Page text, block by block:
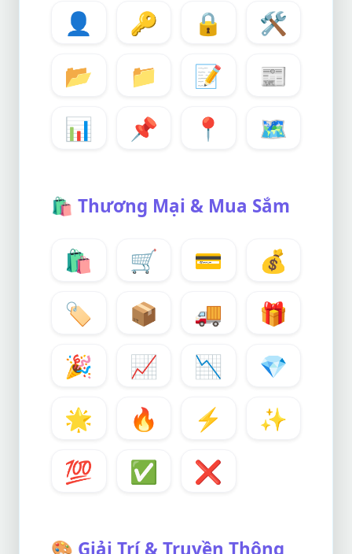
👤
🔑 🔒
🛠️
📂
📁 📝
📰
📊
📌 📍 🗺️
🛍️ Thương Mại & Mua Sắm
🛍️ 🛒 💳
💰
🏷️
📦 🚚
🎁
🎉
📈 📉
💎
🌟
🔥 ⚡
✨
💯
✅ ❌
🎨 Giải Trí & Truyền Thông